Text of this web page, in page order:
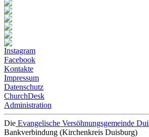
Instagram
Facebook
Kontakte
Impressum
Datenschutz
ChurchDesk
Administration
Die Evangelische Versöhnungsgemeinde
Bankverbindung (Kirchenkreis Duisburg)